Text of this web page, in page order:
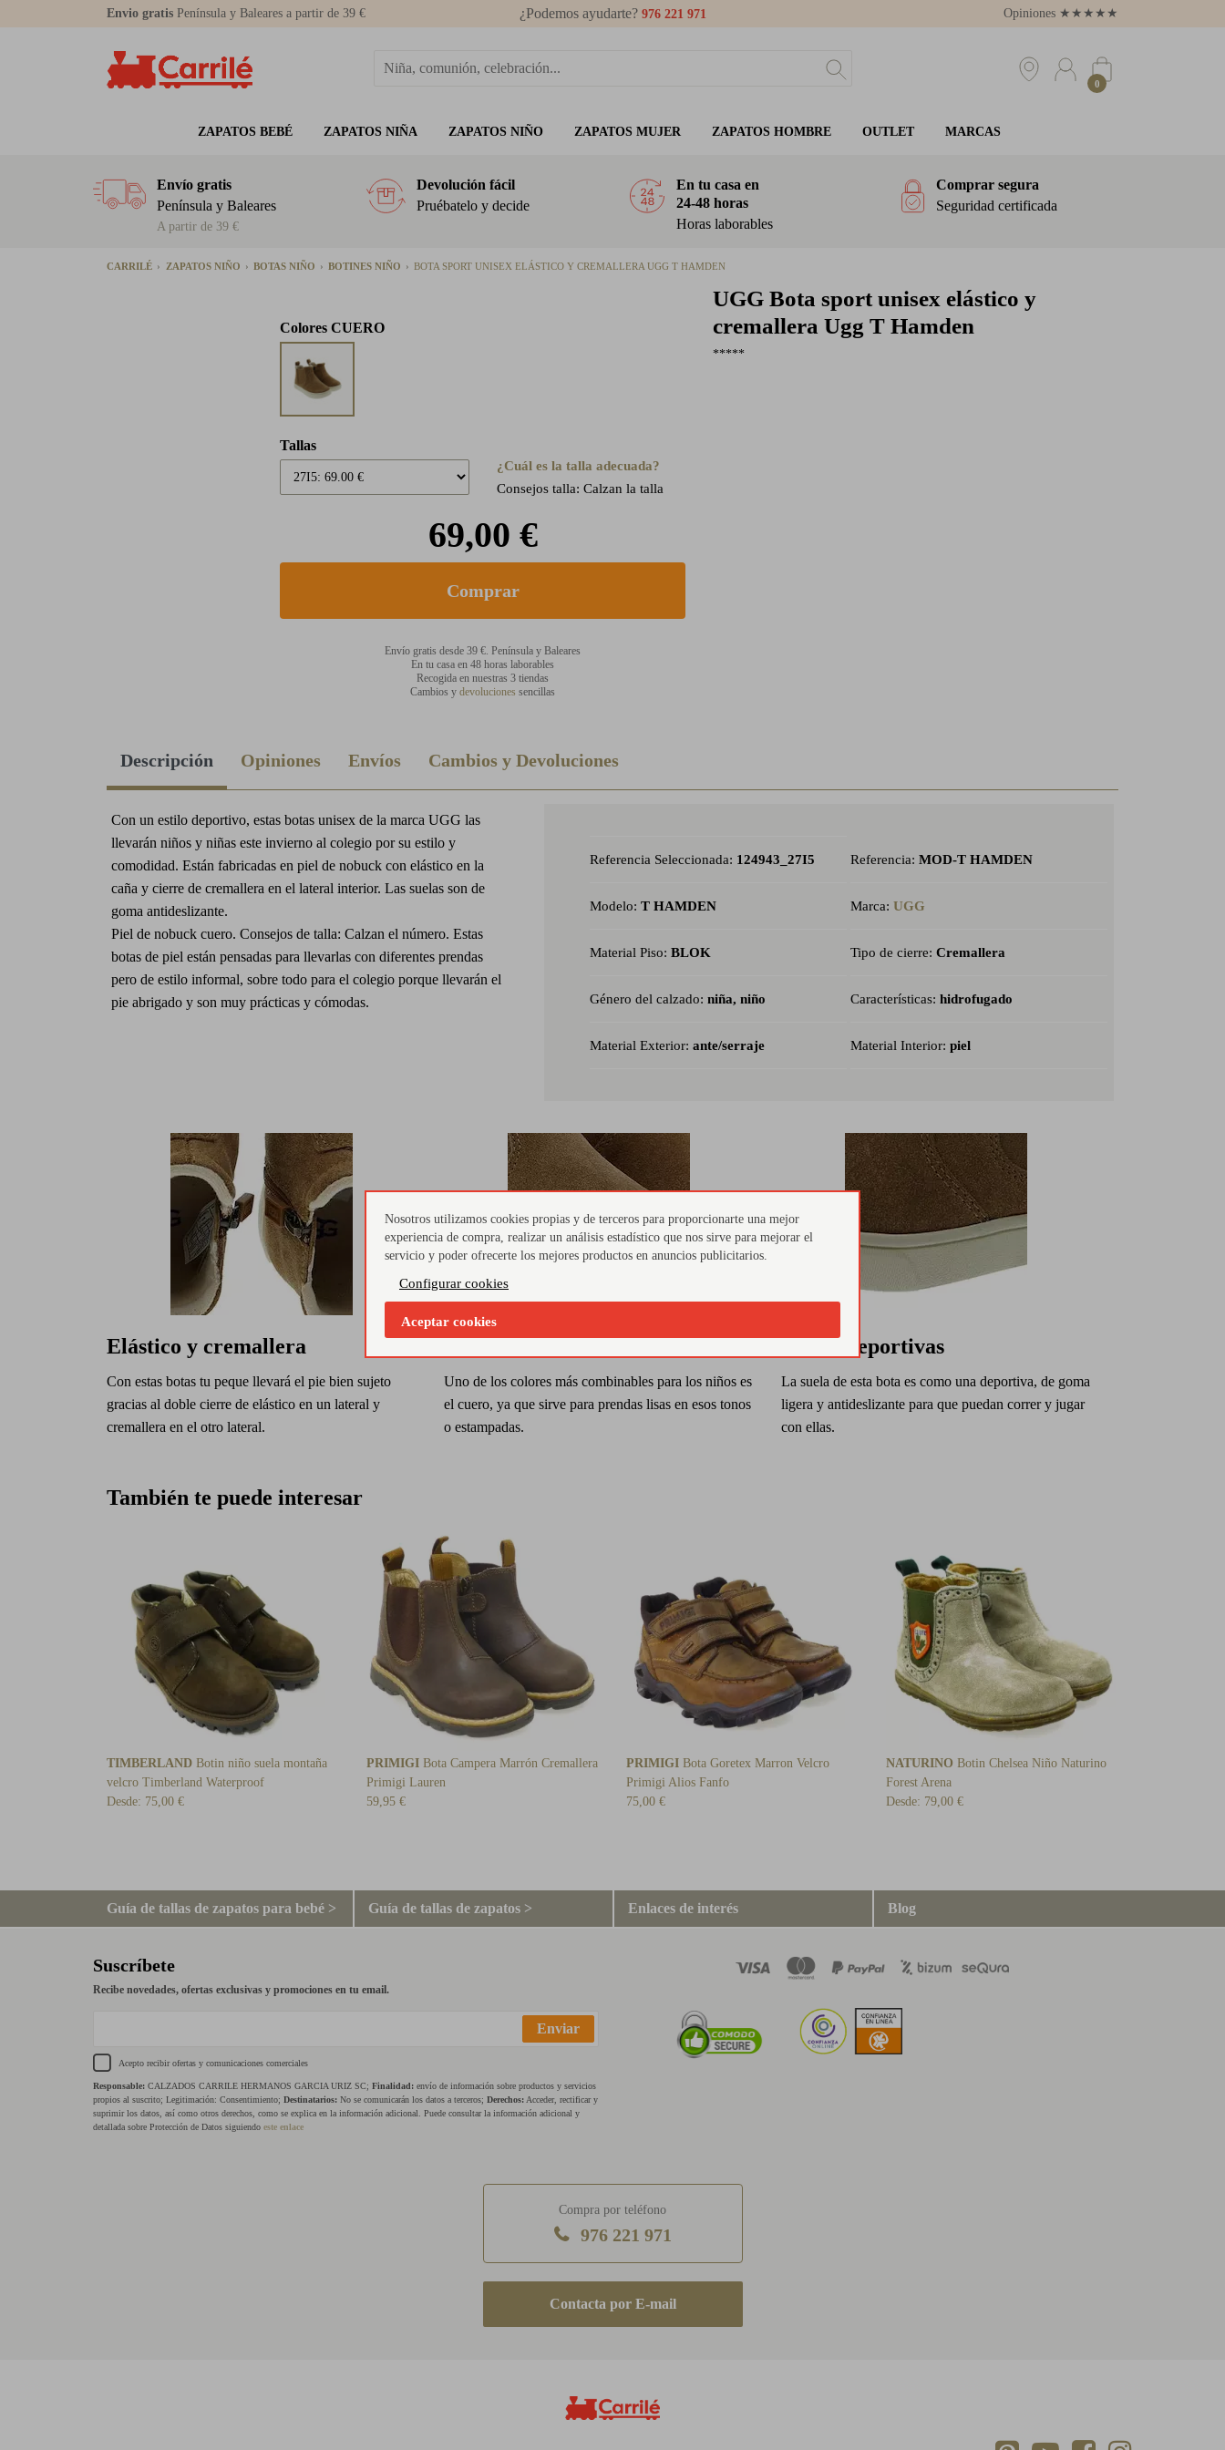
Envio gratis Península y Baleares a partir de 39 € ¿Podemos ayudarte? 976 221 971 Opiniones ★ ★ ★ ★ ★
0
ZAPATOS BEBÉ ZAPATOS NIÑA ZAPATOS NIÑO ZAPATOS MUJER ZAPATOS HOMBRE OUTLET MARCAS
Envío gratis
Península y Baleares
A partir de 39 €
Devolución fácil
Pruébatelo y decide
En tu casa en
24-48 horas
Horas laborables
Comprar segura
Seguridad certificada
CARRILÉ ZAPATOS NIÑO BOTAS NIÑO BOTINES NIÑO BOTA SPORT UNISEX ELÁSTICO Y CREMALLERA UGG T HAMDEN
UGG Bota sport unisex elástico y
cremallera Ugg T Hamden
*****
Colores CUERO
Tallas
¿Cuál es la talla adecuada?
Consejos talla: Calzan la talla
69,00 €
Envío gratis desde 39 €. Península y Baleares
En tu casa en 48 horas laborables
Recogida en nuestras 3 tiendas
Cambios y devoluciones sencillas
Descripción Opiniones Envíos Cambios y Devoluciones
Referencia Seleccionada: 124943_27I5 Referencia: MOD-T HAMDEN
Modelo: T HAMDEN Marca: UGG
Material Piso: BLOK Tipo de cierre: Cremallera
Género del calzado: niña, niño Características: hidrofugado
Material Exterior: ante/serraje Material Interior: piel
Con un estilo deportivo, estas botas unisex de la marca UGG las
llevarán niños y niñas este invierno al colegio por su estilo y
comodidad. Están fabricadas en piel de nobuck con elástico en la
caña y cierre de cremallera en el lateral interior. Las suelas son de
goma antideslizante.
Piel de nobuck cuero. Consejos de talla: Calzan el número. Estas
botas de piel están pensadas para llevarlas con diferentes prendas
pero de estilo informal, sobre todo para el colegio porque llevarán el
pie abrigado y son muy prácticas y cómodas.
Elástico y cremallera
Con estas botas tu peque llevará el pie bien sujeto
gracias al doble cierre de elástico en un lateral y
cremallera en el otro lateral.
Color cuero
Uno de los colores más combinables para los niños es
el cuero, ya que sirve para prendas lisas en esos tonos
o estampadas.
Suelas deportivas
La suela de esta bota es como una deportiva, de goma
ligera y antideslizante para que puedan correr y jugar
con ellas.
También te puede interesar
TIMBERLAND Botin niño suela montaña
velcro Timberland Waterproof
Desde: 75,00 €
PRIMIGI Bota Campera Marrón Cremallera
Primigi Lauren
59,95 €
PRIMIGI Bota Goretex Marron Velcro
Primigi Alios Fanfo
75,00 €
NATURINO Botin Chelsea Niño Naturino
Forest Arena
Desde: 79,00 €
Guía de tallas de zapatos para bebé > Guía de tallas de zapatos > Enlaces de interés Blog
Suscríbete
Recibe novedades, ofertas exclusivas y promociones en tu email.
Enviar
Acepto recibir ofertas y comunicaciones comerciales
Responsable: CALZADOS CARRILE HERMANOS GARCIA URIZ SC; Finalidad: envío de información sobre productos y servicios
propios al suscrito; Legitimación: Consentimiento; Destinatarios: No se comunicarán los datos a terceros; Derechos: Acceder, rectificar y
suprimir los datos, así como otros derechos, como se explica en la información adicional. Puede consultar la información adicional y
detallada sobre Protección de Datos siguiendo este enlace
Compra por teléfono
976 221 971
E-mail
Nosotros utilizamos cookies propias y de terceros para proporcionarte una mejor
experiencia de compra, realizar un análisis estadístico que nos sirve para mejorar el
servicio y poder ofrecerte los mejores productos en anuncios publicitarios.
Configurar cookies
Aceptar cookies